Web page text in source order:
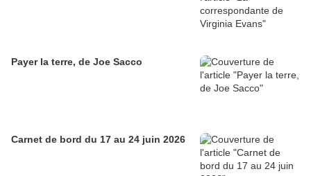
Payer la terre, de Joe Sacco
Carnet de bord du 17 au 24 juin 2026